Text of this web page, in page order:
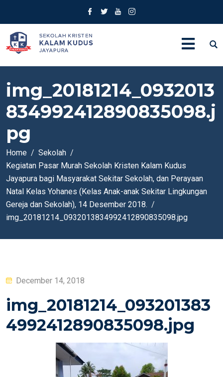
img_20181214_0932013
834992412890835098.j
pg
Home
Sekolah
Kegiatan Pasar Murah Sekolah Kristen Kalam Kudus
Jayapura bagi Masyarakat Sekitar Sekolah, dan Perayaan
Natal Kelas Yohanes (Kelas Anak-anak Sekitar Lingkungan
Gereja dan Sekolah), 14 Desember 2018.
img_20181214_0932013834992412890835098.jpg
Posted
December 14, 2018
img_20181214_093201383
4992412890835098.jpg